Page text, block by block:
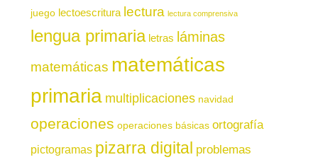
juego lectoescritura lectura lectura comprensiva
lengua primaria letras láminas
matemáticas matemáticas
primaria multiplicaciones navidad
operaciones operaciones básicas ortografía
pictogramas pizarra digital problemas